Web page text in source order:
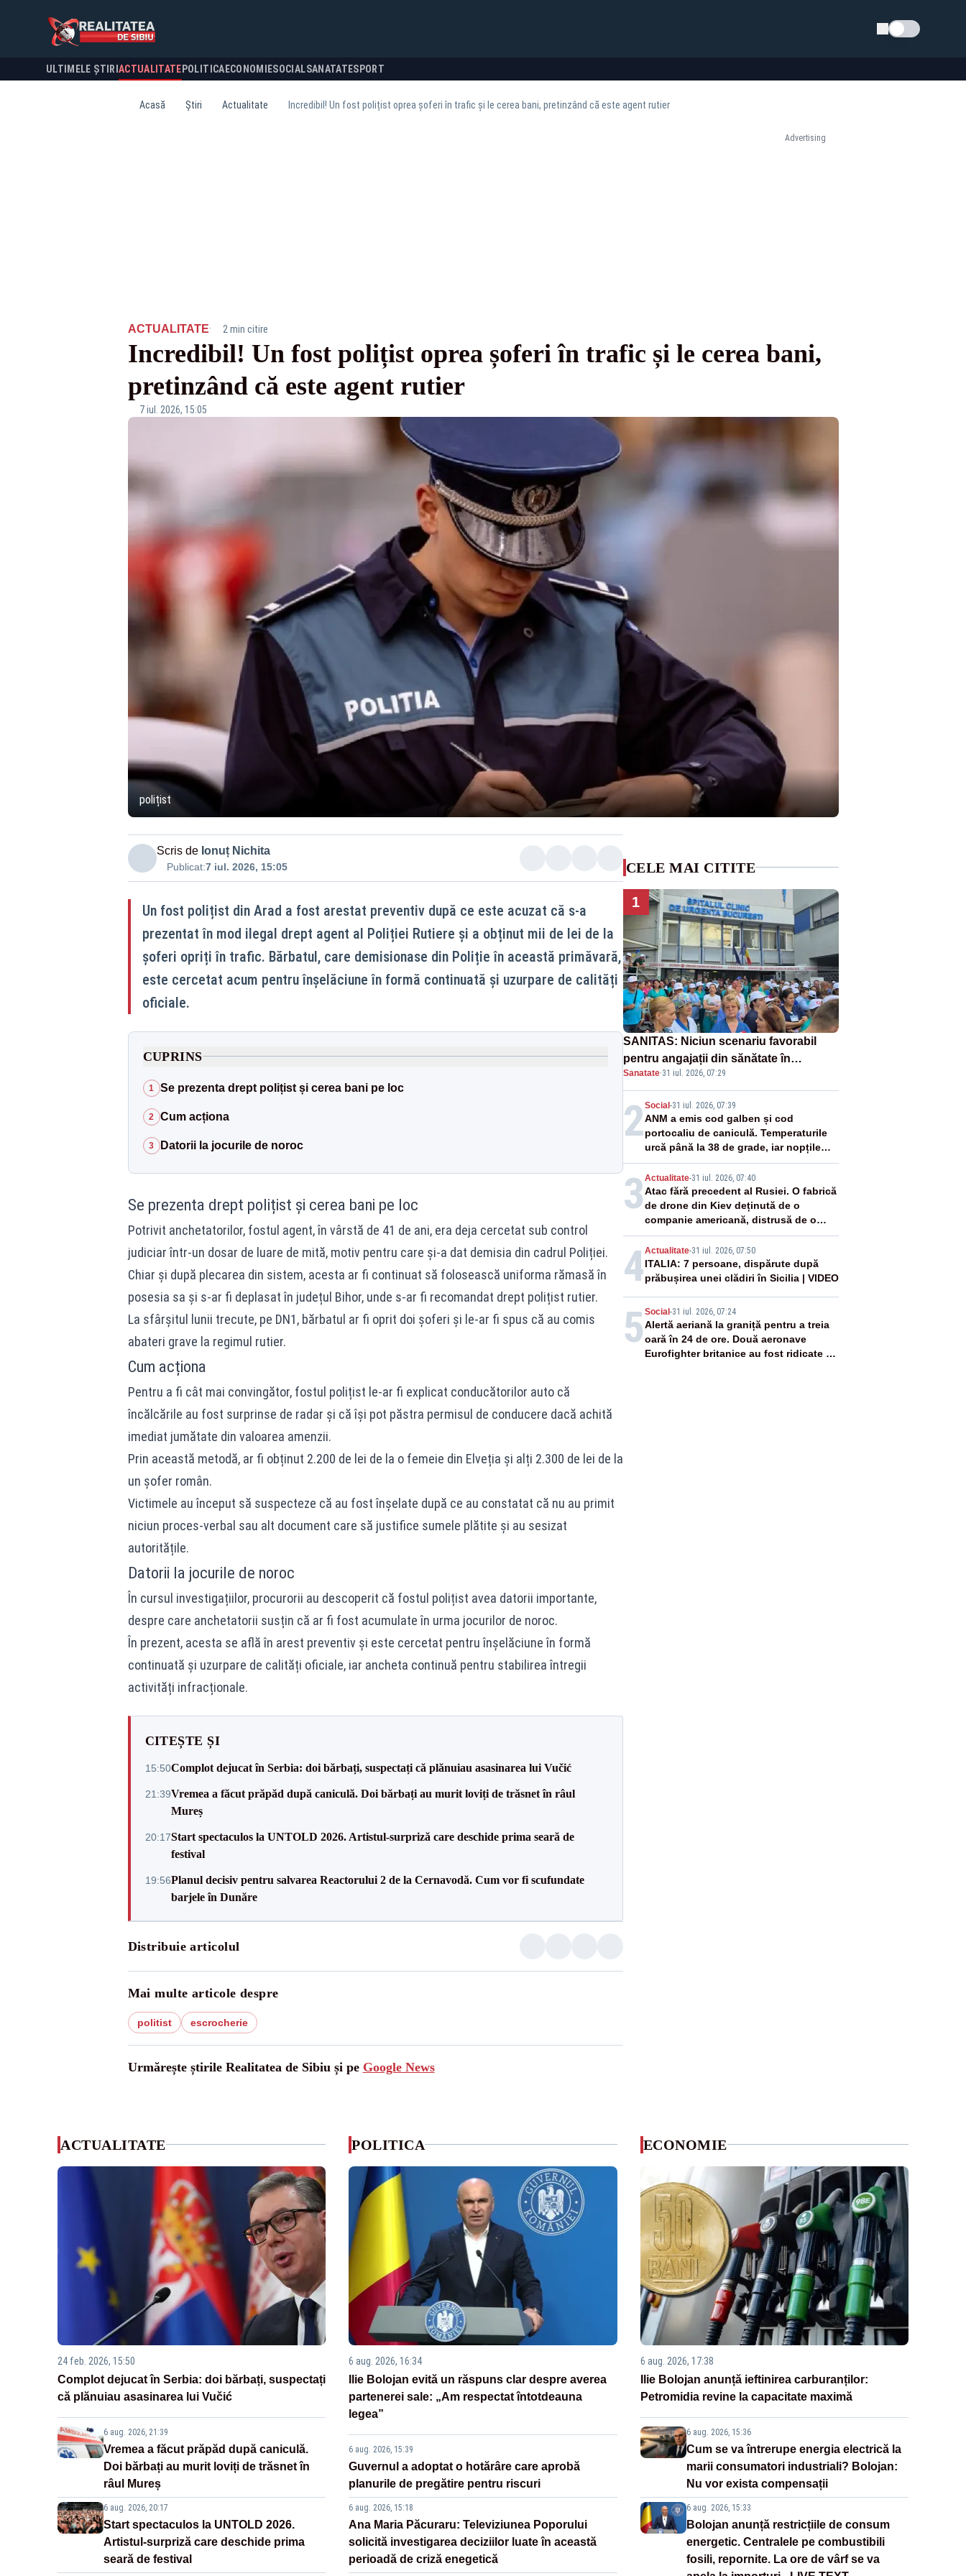
Schimba tema
ULTIMELE ȘTIRI ACTUALITATE POLITICA ECONOMIESOCIALSANATATESPORT
Acasă Știri Actualitate Incredibil! Un fost polițist oprea șoferi în trafic și le cerea bani, pretinzând că este agent rutier
Advertising
ACTUALITATE· 2 min citire
Incredibil! Un fost polițist oprea șoferi în trafic și le cerea bani,
pretinzând că este agent rutier
7 iul. 2026, 15:05
polițist
Scris de Ionuț Nichita
Publicat:7 iul. 2026, 15:05
Un fost polițist din Arad a fost arestat preventiv după ce este acuzat că s-a
prezentat în mod ilegal drept agent al Poliției Rutiere și a obținut mii de lei de la
șoferi opriți în trafic. Bărbatul, care demisionase din Poliție în această primăvară,
este cercetat acum pentru înșelăciune în formă continuată și uzurpare de calități
oficiale.
CUPRINS
1 Se prezenta drept polițist și cerea bani pe loc
2 Cum acționa
3 Datorii la jocurile de noroc
Se prezenta drept polițist și cerea bani pe loc
Potrivit anchetatorilor, fostul agent, în vârstă de 41 de ani, era deja cercetat sub control
judiciar într-un dosar de luare de mită, motiv pentru care și-a dat demisia din cadrul Poliției.
Chiar și după plecarea din sistem, acesta ar fi continuat să folosească uniforma rămasă în
posesia sa și s-ar fi deplasat în județul Bihor, unde s-ar fi recomandat drept polițist rutier.
La sfârșitul lunii trecute, pe DN1, bărbatul ar fi oprit doi șoferi și le-ar fi spus că au comis
abateri grave la regimul rutier.
Cum acționa
Pentru a fi cât mai convingător, fostul polițist le-ar fi explicat conducătorilor auto că
încălcările au fost surprinse de radar și că își pot păstra permisul de conducere dacă achită
imediat jumătate din valoarea amenzii.
Prin această metodă, ar fi obținut 2.200 de lei de la o femeie din Elveția și alți 2.300 de lei de la
un șofer român.
Victimele au început să suspecteze că au fost înșelate după ce au constatat că nu au primit
niciun proces-verbal sau alt document care să justifice sumele plătite și au sesizat
autoritățile.
Datorii la jocurile de noroc
În cursul investigațiilor, procurorii au descoperit că fostul polițist avea datorii importante,
despre care anchetatorii susțin că ar fi fost acumulate în urma jocurilor de noroc.
În prezent, acesta se află în arest preventiv și este cercetat pentru înșelăciune în formă
continuată și uzurpare de calități oficiale, iar ancheta continuă pentru stabilirea întregii
activități infracționale.
CITEȘTE ȘI
15:50Complot dejucat în Serbia: doi bărbați, suspectați că plănuiau asasinarea lui Vučić
21:39Vremea a făcut prăpăd după caniculă. Doi bărbați au murit loviți de trăsnet în râul
Mureș
20:17Start spectaculos la UNTOLD 2026. Artistul-surpriză care deschide prima seară de
festival
19:56Planul decisiv pentru salvarea Reactorului 2 de la Cernavodă. Cum vor fi scufundate
barjele în Dunăre
Distribuie articolul
Mai multe articole despre
politist escrocherie
Urmărește știrile Realitatea de Sibiu și pe Google News
CELE MAI CITITE
1
SANITAS: Niciun scenariu favorabil
pentru angajații din sănătate în
proiectul Legii salarizării
Sanatate·31 iul. 2026, 07:29
2Social-31 iul. 2026, 07:39
ANM a emis cod galben și cod
portocaliu de caniculă. Temperaturile
urcă până la 38 de grade, iar nopțile
devin tropicale
3 Actualitate-31 iul. 2026, 07:40
Atac fără precedent al Rusiei. O fabrică
de drone din Kiev deținută de o
companie americană, distrusă de o
rachetă rusească
4Actualitate-31 iul. 2026, 07:50
ITALIA: 7 persoane, dispărute după
prăbușirea unei clădiri în Sicilia | VIDEO
5 Social-31 iul. 2026, 07:24
Alertă aeriană la graniță pentru a treia
oară în 24 de ore. Două aeronave
Eurofighter britanice au fost ridicate de
ACTUALITATE
24 feb. 2026, 15:50
Complot dejucat în Serbia: doi bărbați, suspectați
că plănuiau asasinarea lui Vučić
6 aug. 2026, 21:39
Vremea a făcut prăpăd după caniculă.
Doi bărbați au murit loviți de trăsnet în
râul Mureș
6 aug. 2026, 20:17
Start spectaculos la UNTOLD 2026.
Artistul-surpriză care deschide prima
seară de festival
POLITICA
6 aug. 2026, 16:34
Ilie Bolojan evită un răspuns clar despre averea
partenerei sale: „Am respectat întotdeauna
legea”
6 aug. 2026, 15:39
Guvernul a adoptat o hotărâre care aprobă
planurile de pregătire pentru riscuri
6 aug. 2026, 15:18
Ana Maria Păcuraru: Televiziunea Poporului
solicită investigarea deciziilor luate în această
perioadă de criză enegetică
ECONOMIE
6 aug. 2026, 17:38
Ilie Bolojan anunță ieftinirea carburanților:
Petromidia revine la capacitate maximă
6 aug. 2026, 15:36
Cum se va întrerupe energia electrică la
marii consumatori industriali? Bolojan:
Nu vor exista compensații
6 aug. 2026, 15:33
Bolojan anunță restricțiile de consum
energetic. Centralele pe combustibili
fosili, repornite. La ore de vârf se va